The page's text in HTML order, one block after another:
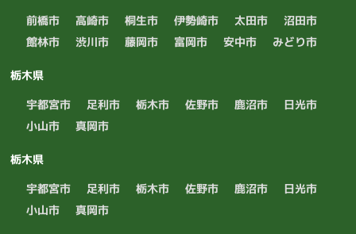
前橋市
高崎市 桐生市 伊勢崎市 太田市
沼田市
館林市
渋川市 藤岡市 富岡市 安中市 みどり市
栃木県
宇都宮市
足利市 栃木市 佐野市 鹿沼市
日光市
小山市
真岡市
栃木県
宇都宮市
足利市 栃木市 佐野市 鹿沼市
日光市
小山市
真岡市